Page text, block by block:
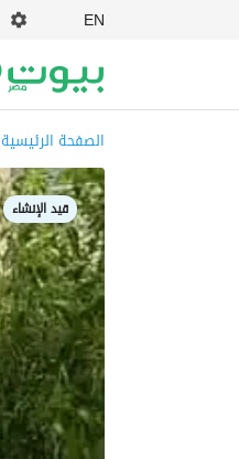
EN
الصفحة الرئيسية
قيد الإنشاء